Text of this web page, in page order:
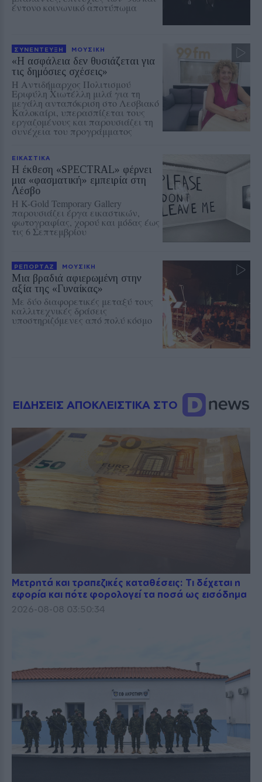
έντονο κοινωνικό αποτύπωμα
ΣΥΝΕΝΤΕΥΞΗ ΜΟΥΣΙΚΗ
«Η ασφάλεια δεν θυσιάζεται για
τις δημόσιες σχέσεις»
Η Αντιδήμαρχος Πολιτισμού
Εριφύλη Χιωτέλλη μιλά για τη
μεγάλη ανταπόκριση στο Λεσβιακό
Καλοκαίρι, υπερασπίζεται τους
εργαζομένους και παρουσιάζει τη
συνέχεια του προγράμματος
ΕΙΚΑΣΤΙΚΑ
Η έκθεση «SPECTRAL» φέρνει
μια «φασματική» εμπειρία στη
Λέσβο
Η K-Gold Temporary Gallery
παρουσιάζει έργα εικαστικών,
φωτογραφίας, χορού και μόδας έως
τις 6 Σεπτεμβρίου
ΡΕΠΟΡΤΑΖ ΜΟΥΣΙΚΗ
Μια βραδιά αφιερωμένη στην
αξία της «Γυναίκας»
Με δύο διαφορετικές μεταξύ τους
καλλιτεχνικές δράσεις
υποστηριζόμενες από πολύ κόσμο
ΕΙΔΗΣΕΙΣ ΑΠΟΚΛΕΙΣΤΙΚΑ ΣΤΟ
Μετρητά και τραπεζικές καταθέσεις: Τι δέχεται η
εφορία και πότε φορολογεί τα ποσά ως εισόδημα
2026-08-08 03:50:34